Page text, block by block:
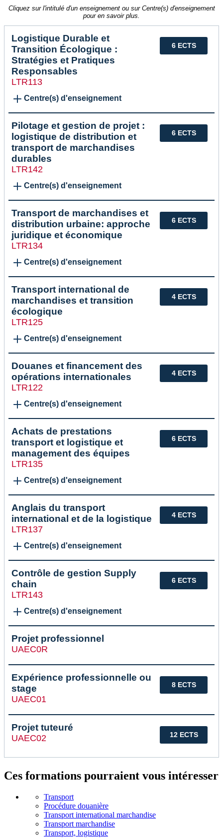
Cliquez sur l'intitulé d'un enseignement ou sur Centre(s) d'enseignement
pour en savoir plus.
6 ECTS
Logistique Durable et
Transition Écologique :
Stratégies et Pratiques
Responsables
LTR113
Centre(s) d'enseignement
6 ECTS
Pilotage et gestion de projet :
logistique de distribution et
transport de marchandises
durables
LTR142
Centre(s) d'enseignement
6 ECTS
Transport de marchandises et
distribution urbaine: approche
juridique et économique
LTR134
Centre(s) d'enseignement
4 ECTS
Transport international de
marchandises et transition
écologique
LTR125
Centre(s) d'enseignement
4 ECTS
Douanes et financement des
opérations internationales
LTR122
Centre(s) d'enseignement
6 ECTS
Achats de prestations
transport et logistique et
management des équipes
LTR135
Centre(s) d'enseignement
4 ECTS
Anglais du transport
international et de la logistique
LTR137
Centre(s) d'enseignement
6 ECTS
Contrôle de gestion Supply
chain
LTR143
Centre(s) d'enseignement
Projet professionnel
UAEC0R
8 ECTS
Expérience professionnelle ou
stage
UAEC01
12 ECTS
Projet tuteuré
UAEC02
Ces formations pourraient vous intéresser
Transport
Procédure douanière
Transport international marchandise
Transport marchandise
Transport, logistique